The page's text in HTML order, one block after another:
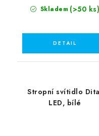
Skladem (>50 ks)
Stropní svítidlo
LED, bílé